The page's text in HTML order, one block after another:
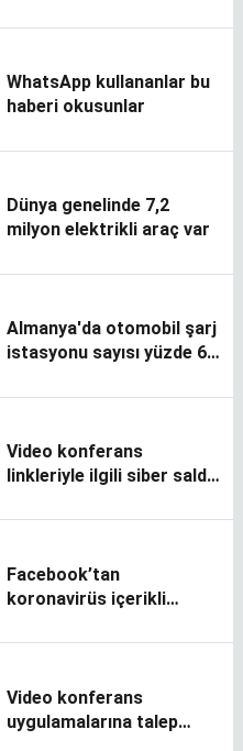
WhatsApp kullananlar bu
haberi okusunlar
Dünya genelinde 7,2
milyon elektrikli araç var
Almanya'da otomobil şarj
istasyonu sayısı yüzde 60
Video konferans
linkleriyle ilgili siber saldırı
Facebook’tan
koronavirüs içerikli
Video konferans
uygulamalarına talep